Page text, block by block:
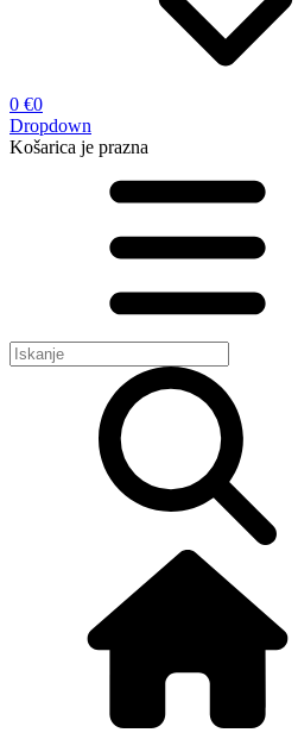
0 €0
Dropdown
Košarica je prazna